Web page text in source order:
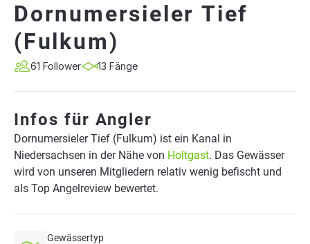
Dornumersieler Tief
(Fulkum)
61 Follower 13 Fänge
Infos für Angler
Dornumersieler Tief (Fulkum) ist ein Kanal in
Niedersachsen in der Nähe von Holtgast. Das Gewässer
wird von unseren Mitgliedern relativ wenig befischt und
als Top Angelreview bewertet.
Gewässertyp